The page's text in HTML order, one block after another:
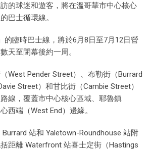
的球迷和遊客，將在溫哥華市中心核心
巴士循環線。
的臨時巴士線，將於6月8日至7月12日營
天至閉幕後約一周。
West Pender Street）、布勒街（Burrard
Street）和甘比街（Cambie Street）
線，覆蓋市中心核心區域、耶魯鎮
西端（West End）邊緣。
站和 Yaletown-Roundhouse 站附
距離 Waterfront 站喜士定街（Hastings